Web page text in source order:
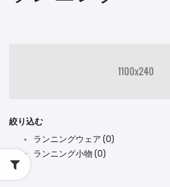
絞り込む
ランニングウェア (0)
ランニング小物 (0)